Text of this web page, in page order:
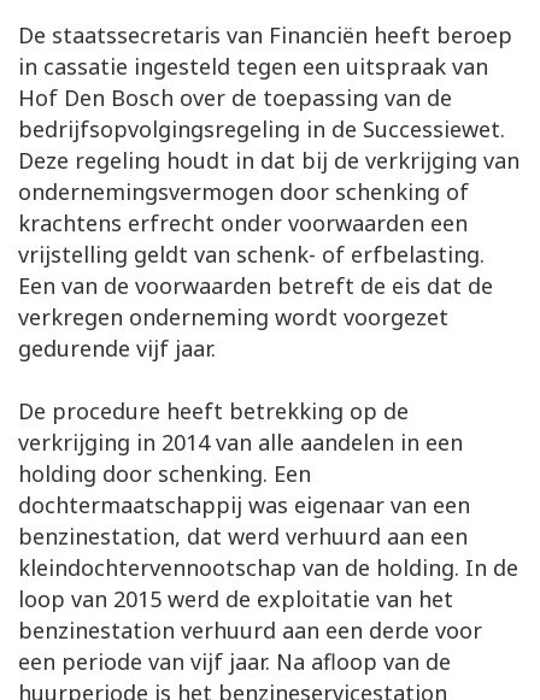
De staatssecretaris van Financiën heeft beroep
in cassatie ingesteld tegen een uitspraak van
Hof Den Bosch over de toepassing van de
bedrijfsopvolgingsregeling in de Successiewet.
Deze regeling houdt in dat bij de verkrijging van
ondernemingsvermogen door schenking of
krachtens erfrecht onder voorwaarden een
vrijstelling geldt van schenk- of erfbelasting.
Een van de voorwaarden betreft de eis dat de
verkregen onderneming wordt voorgezet
gedurende vijf jaar.
De procedure heeft betrekking op de
verkrijging in 2014 van alle aandelen in een
holding door schenking. Een
dochtermaatschappij was eigenaar van een
benzinestation, dat werd verhuurd aan een
kleindochtervennootschap van de holding. In de
loop van 2015 werd de exploitatie van het
benzinestation verhuurd aan een derde voor
een periode van vijf jaar. Na afloop van de
huurperiode is het benzineservicestation